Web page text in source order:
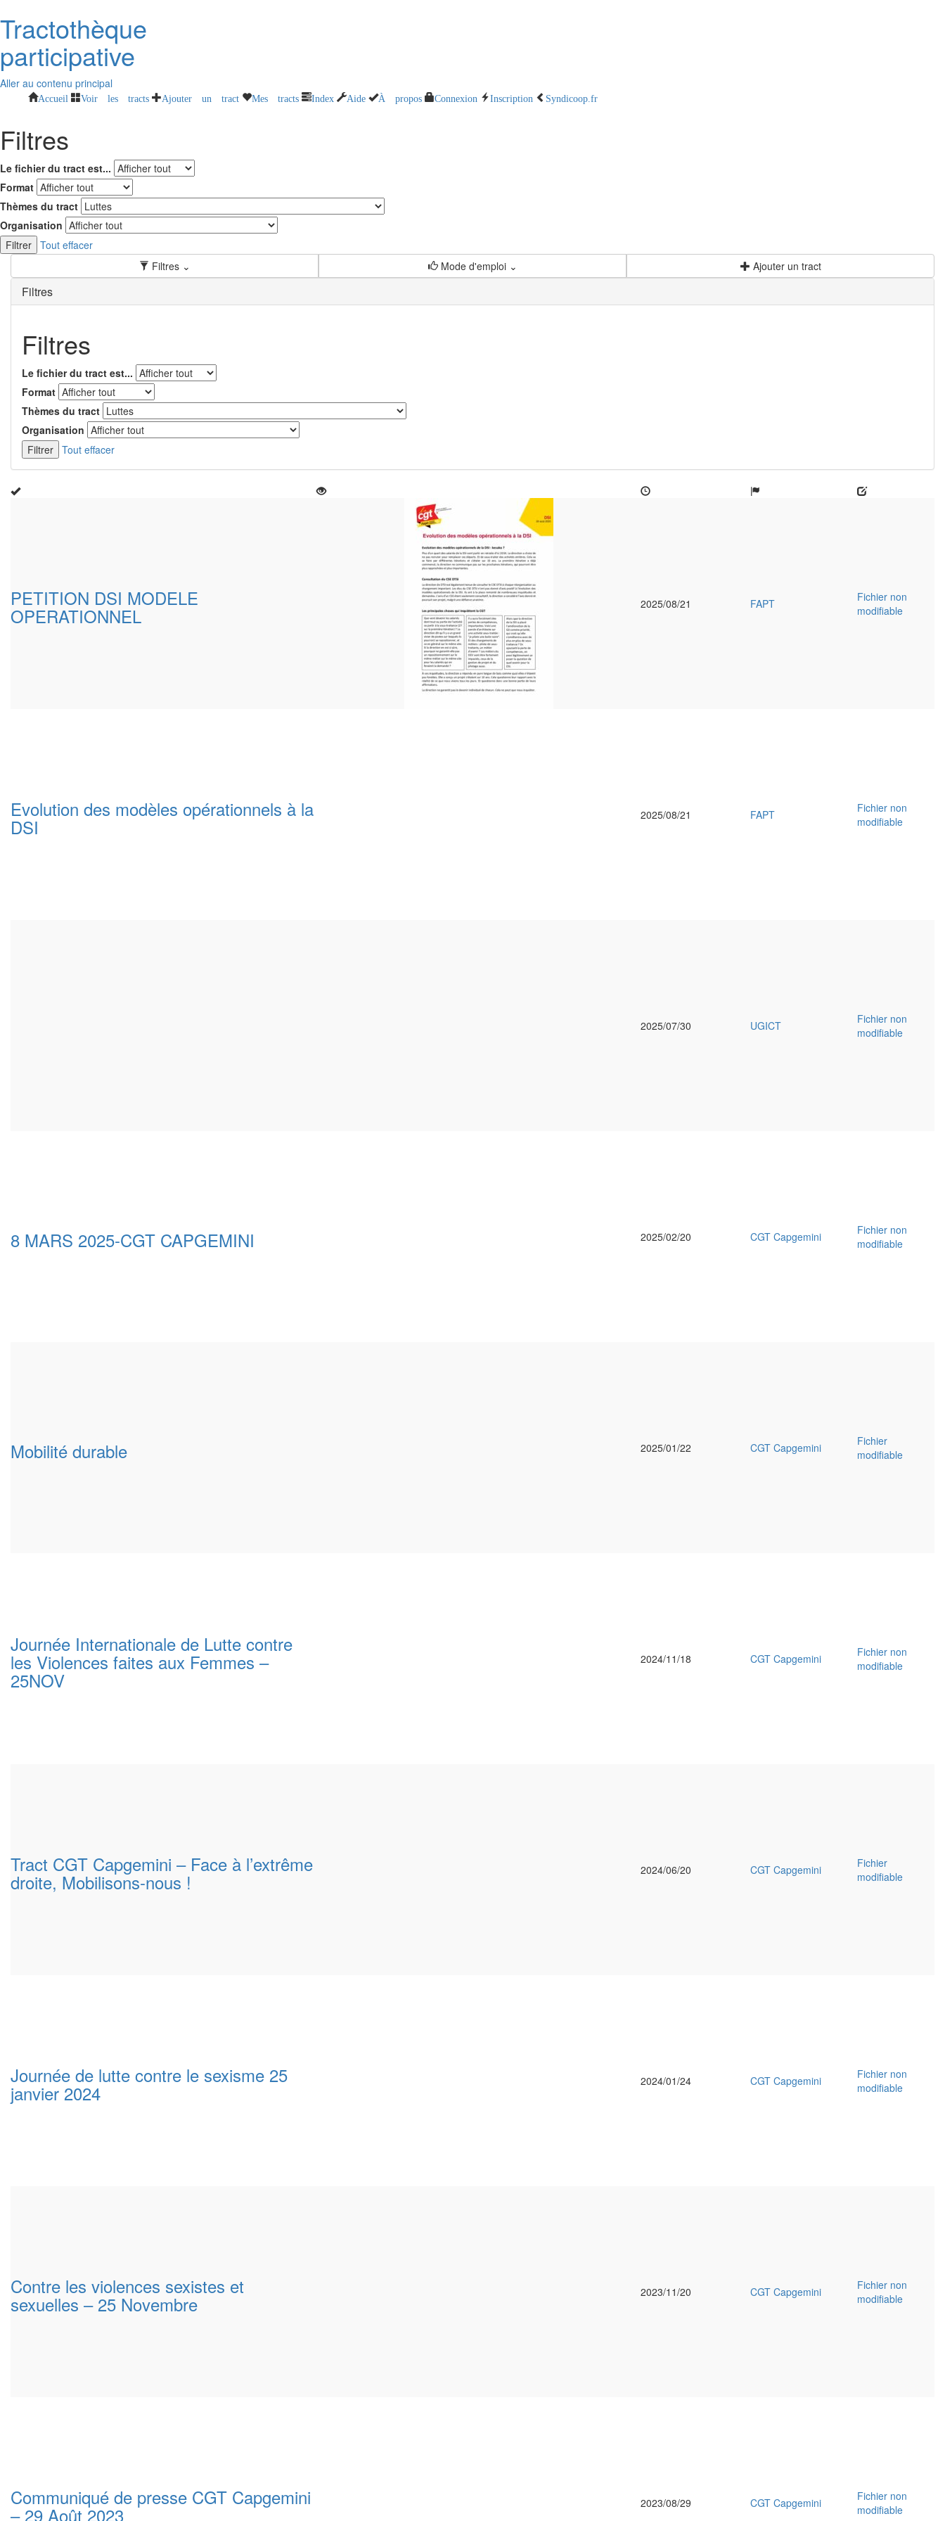
Tractothèque
participative
Aller au contenu principal
Accueil Voir les tracts Ajouter un tract Mes tracts Index Aide À propos Connexion Inscription Syndicoop.fr
Filtres
Le fichier du tract est...
Format
Thèmes du tract
Organisation
Filtrer Tout effacer
Filtres ⌄
Mode d'emploi ⌄ Ajouter un tract
Filtres
Filtres
Le fichier du tract est...
Format
Thèmes du tract
Organisation
Filtrer Tout effacer
PETITION DSI MODELE
OPERATIONNEL 2025/08/21 FAPT
Fichier non
modifiable
Evolution des modèles opérationnels à la
DSI 2025/08/21 FAPT
Fichier non
modifiable
2025/07/30 UGICT
Fichier non
modifiable
8 MARS 2025-CGT CAPGEMINI 2025/02/20 CGT Capgemini
Fichier non
modifiable
Mobilité durable 2025/01/22 CGT Capgemini
Fichier
modifiable
Journée Internationale de Lutte contre
les Violences faites aux Femmes –
25NOV
2024/11/18 CGT Capgemini
Fichier non
modifiable
Tract CGT Capgemini – Face à l’extrême
droite, Mobilisons-nous ! 2024/06/20 CGT Capgemini
Fichier
modifiable
Journée de lutte contre le sexisme 25
janvier 2024 2024/01/24 CGT Capgemini
Fichier non
modifiable
Contre les violences sexistes et
sexuelles – 25 Novembre 2023/11/20 CGT Capgemini
Fichier non
modifiable
Communiqué de presse CGT Capgemini
– 29 Août 2023 2023/08/29 CGT Capgemini
Fichier non
modifiable